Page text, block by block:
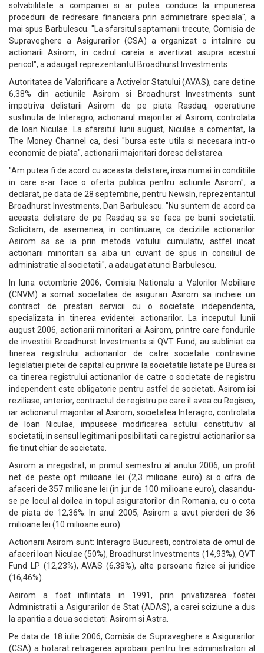
solvabilitate a companiei si ar putea conduce la impunerea
procedurii de redresare financiara prin administrare speciala", a
mai spus Barbulescu. "La sfarsitul saptamanii trecute, Comisia de
Supraveghere a Asigurarilor (CSA) a organizat o intalnire cu
actionarii Asirom, in cadrul careia a avertizat asupra acestui
pericol", a adaugat reprezentantul Broadhurst Investments
Autoritatea de Valorificare a Activelor Statului (AVAS), care detine
6,38% din actiunile Asirom si Broadhurst Investments sunt
impotriva delistarii Asirom de pe piata Rasdaq, operatiune
sustinuta de Interagro, actionarul majoritar al Asirom, controlata
de Ioan Niculae. La sfarsitul lunii august, Niculae a comentat, la
The Money Channel ca, desi "bursa este utila si necesara intr-o
economie de piata", actionarii majoritari doresc delistarea.
"Am putea fi de acord cu aceasta delistare, insa numai in conditiile
in care s-ar face o oferta publica pentru actiunile Asirom", a
declarat, pe data de 28 septembrie, pentru NewsIn, reprezentantul
Broadhurst Investments, Dan Barbulescu. "Nu suntem de acord ca
aceasta delistare de pe Rasdaq sa se faca pe banii societatii.
Solicitam, de asemenea, in continuare, ca deciziile actionarilor
Asirom sa se ia prin metoda votului cumulativ, astfel incat
actionarii minoritari sa aiba un cuvant de spus in consiliul de
administratie al societatii", a adaugat atunci Barbulescu.
In luna octombrie 2006, Comisia Nationala a Valorilor Mobiliare
(CNVM) a somat societatea de asigurari Asirom sa incheie un
contract de prestari servicii cu o societate independenta,
specializata in tinerea evidentei actionarilor. La inceputul lunii
august 2006, actionarii minoritari ai Asirom, printre care fondurile
de investitii Broadhurst Investments si QVT Fund, au subliniat ca
tinerea registrului actionarilor de catre societate contravine
legislatiei pietei de capital cu privire la societatile listate pe Bursa si
ca tinerea registrului actionarilor de catre o societate de registru
independent este obligatorie pentru astfel de societati. Asirom isi
reziliase, anterior, contractul de registru pe care il avea cu Regisco,
iar actionarul majoritar al Asirom, societatea Interagro, controlata
de Ioan Niculae, impusese modificarea actului constitutiv al
societatii, in sensul legitimarii posibilitatii ca registrul actionarilor sa
fie tinut chiar de societate.
Asirom a inregistrat, in primul semestru al anului 2006, un profit
net de peste opt milioane lei (2,3 milioane euro) si o cifra de
afaceri de 357 milioane lei (in jur de 100 milioane euro), clasandu-
se pe locul al doilea in topul asiguratorilor din Romania, cu o cota
de piata de 12,36%. In anul 2005, Asirom a avut pierderi de 36
milioane lei (10 milioane euro).
Actionarii Asirom sunt: Interagro Bucuresti, controlata de omul de
afaceri Ioan Niculae (50%), Broadhurst Investments (14,93%), QVT
Fund LP (12,23%), AVAS (6,38%), alte persoane fizice si juridice
(16,46%).
Asirom a fost infiintata in 1991, prin privatizarea fostei
Administratii a Asigurarilor de Stat (ADAS), a carei sciziune a dus
la aparitia a doua societati: Asirom si Astra.
Pe data de 18 iulie 2006, Comisia de Supraveghere a Asigurarilor
(CSA) a hotarat retragerea aprobarii pentru trei administratori al